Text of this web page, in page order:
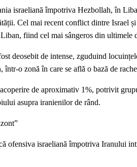
israeliană împotriva Hezbollah, în
Cel mai recent conflict dintre Israel
fiind cel mai sângeros din ultimele
deosebit de intense, zguduind
o zonă în care se află o bază de
de aproximativ 1%, potrivit
asupra iranienilor de rând.
ofensiva israeliană împotriva Iranului